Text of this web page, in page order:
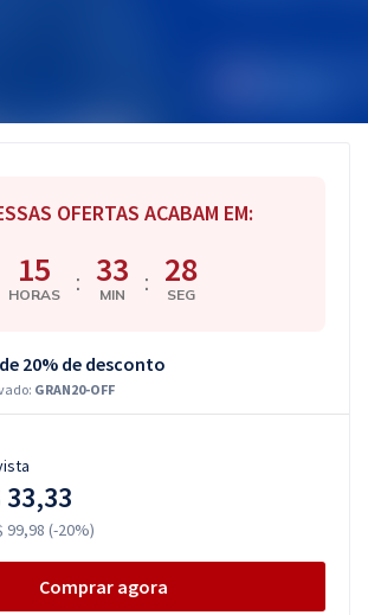
OFERTAS ACABAM EM:
15
HORAS : 33
MIN : 27
SEG
20% de desconto
GRAN20-OFF
33,33
99,98 (-20%)
Comprar agora